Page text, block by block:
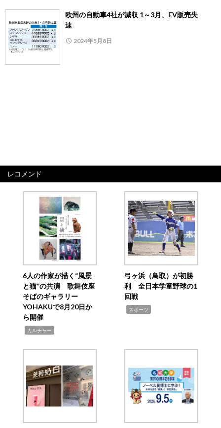
欧州の自動車4社が減収 1～3月、EV販売失
速
2024年5月8日
レコメンド
6人の作家が描く“風景
と猫”の共演 歌舞伎座
そばのギャラリー
YOHAKUで8月20日か
ら開催
カルチャー
弓ヶ浜（鳥取）が初勝
利 全日本学童野球の1
回戦
スポーツ